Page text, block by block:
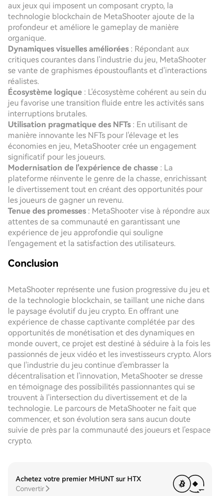
aux jeux qui imposent un composant crypto, la
technologie blockchain de MetaShooter ajoute de la
profondeur et améliore le gameplay de manière
organique.
Dynamiques visuelles améliorées : Répondant aux
critiques courantes dans l'industrie du jeu, MetaShooter
se vante de graphismes époustouflants et d'interactions
réalistes.
Écosystème logique : L'écosystème cohérent au sein du
jeu favorise une transition fluide entre les activités sans
interruptions brutales.
Utilisation pragmatique des NFTs : En utilisant de
manière innovante les NFTs pour l'élevage et les
économies en jeu, MetaShooter crée un engagement
significatif pour les joueurs.
Modernisation de l'expérience de chasse : La
plateforme réinvente le genre de la chasse, enrichissant
le divertissement tout en créant des opportunités pour
les joueurs de gagner un revenu.
Tenue des promesses : MetaShooter vise à répondre aux
attentes de sa communauté en garantissant une
expérience de jeu approfondie qui souligne
l'engagement et la satisfaction des utilisateurs.
Conclusion
MetaShooter représente une fusion progressive du jeu et
de la technologie blockchain, se taillant une niche dans
le paysage évolutif du jeu crypto. En offrant une
expérience de chasse captivante complétée par des
opportunités de monétisation et des dynamiques en
monde ouvert, ce projet est destiné à séduire à la fois les
passionnés de jeux vidéo et les investisseurs crypto. Alors
que l'industrie du jeu continue d'embrasser la
décentralisation et l'innovation, MetaShooter se dresse
en témoignage des possibilités passionnantes qui se
trouvent à l'intersection du divertissement et de la
technologie. Le parcours de MetaShooter ne fait que
commencer, et son évolution sera sans aucun doute
suivie de près par la communauté des joueurs et l'espace
crypto.
Achetez votre premier MHUNT sur HTX
Convertir